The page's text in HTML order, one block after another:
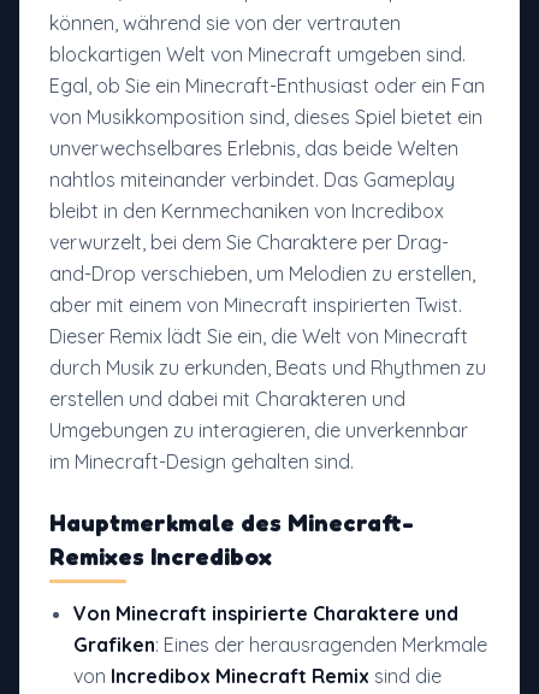
können, während sie von der vertrauten
blockartigen Welt von Minecraft umgeben sind.
Egal, ob Sie ein Minecraft-Enthusiast oder ein Fan
von Musikkomposition sind, dieses Spiel bietet ein
unverwechselbares Erlebnis, das beide Welten
nahtlos miteinander verbindet. Das Gameplay
bleibt in den Kernmechaniken von Incredibox
verwurzelt, bei dem Sie Charaktere per Drag-
and-Drop verschieben, um Melodien zu erstellen,
aber mit einem von Minecraft inspirierten Twist.
Dieser Remix lädt Sie ein, die Welt von Minecraft
durch Musik zu erkunden, Beats und Rhythmen zu
erstellen und dabei mit Charakteren und
Umgebungen zu interagieren, die unverkennbar
im Minecraft-Design gehalten sind.
Hauptmerkmale des Minecraft-
Remixes Incredibox
Von Minecraft inspirierte Charaktere und
Grafiken: Eines der herausragenden Merkmale
von Incredibox Minecraft Remix sind die